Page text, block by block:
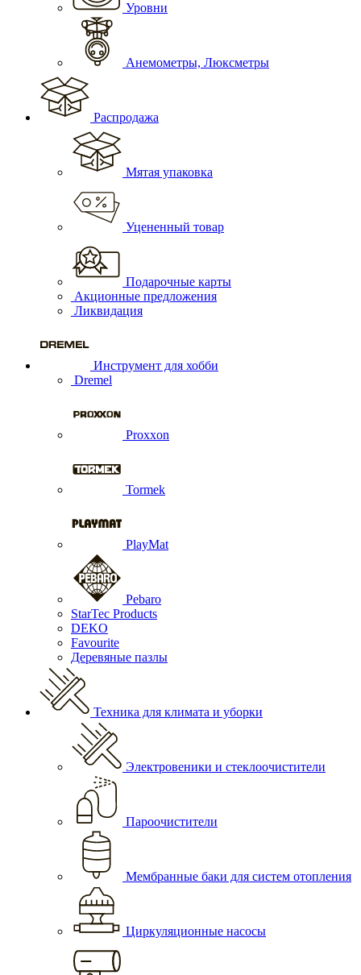
Уровни
Анемометры, Люксметры
Распродажа
Мятая упаковка
Уцененный товар
Подарочные карты
Акционные предложения
Ликвидация
Инструмент для хобби
Dremel
Proxxon
Tormek
PlayMat
Pebaro
StarTec Products
DEKO
Favourite
Деревяные пазлы
Техника для климата и уборки
Электровеники и стеклоочистители
Пароочистители
Мембранные баки для систем отопления
Циркуляционные насосы